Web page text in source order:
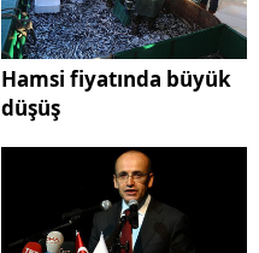
Hamsi fiyatında büyük
düşüş